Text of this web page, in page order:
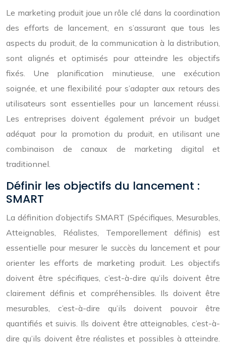
Le marketing produit joue un rôle clé dans la coordination
des efforts de lancement, en s’assurant que tous les
aspects du produit, de la communication à la distribution,
sont alignés et optimisés pour atteindre les objectifs
fixés. Une planification minutieuse, une exécution
soignée, et une flexibilité pour s’adapter aux retours des
utilisateurs sont essentielles pour un lancement réussi.
Les entreprises doivent également prévoir un budget
adéquat pour la promotion du produit, en utilisant une
combinaison de canaux de marketing digital et
traditionnel.
Définir les objectifs du lancement :
SMART
La définition d’objectifs SMART (Spécifiques, Mesurables,
Atteignables, Réalistes, Temporellement définis) est
essentielle pour mesurer le succès du lancement et pour
orienter les efforts de marketing produit. Les objectifs
doivent être spécifiques, c’est-à-dire qu’ils doivent être
clairement définis et compréhensibles. Ils doivent être
mesurables, c’est-à-dire qu’ils doivent pouvoir être
quantifiés et suivis. Ils doivent être atteignables, c’est-à-
dire qu’ils doivent être réalistes et possibles à atteindre.